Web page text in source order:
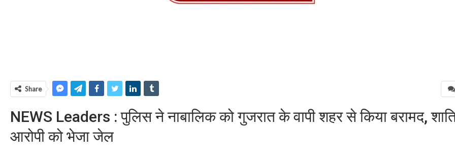
Share
NEWS Leaders : पुलिस ने नाबालिक को गुजरात के वापी शहर से किया बरामद,
आरोपी को भेजा जेल